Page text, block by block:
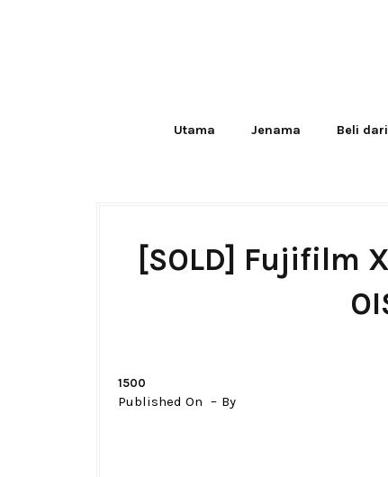
Utama Jenama Beli
[SOLD] Fujifilm
1500
Published On By